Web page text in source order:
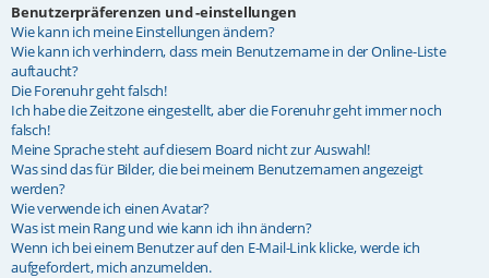
Benutzerpräferenzen und -einstellungen
Wie kann ich meine Einstellungen ändern?
Wie kann ich verhindern, dass mein Benutzername in der Online-Liste
auftaucht?
Die Forenuhr geht falsch!
Ich habe die Zeitzone eingestellt, aber die Forenuhr geht immer noch
falsch!
Meine Sprache steht auf diesem Board nicht zur Auswahl!
Was sind das für Bilder, die bei meinem Benutzernamen angezeigt
werden?
Wie verwende ich einen Avatar?
Was ist mein Rang und wie kann ich ihn ändern?
Wenn ich bei einem Benutzer auf den E-Mail-Link klicke, werde ich
aufgefordert, mich anzumelden.